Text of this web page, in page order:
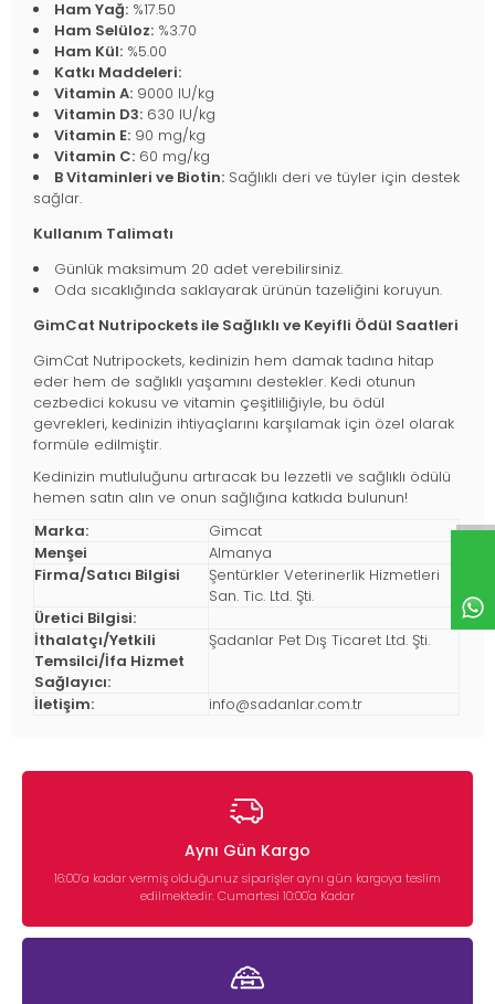
Ham Yağ: %17.50
Ham Selüloz: %3.70
Ham Kül: %5.00
Katkı Maddeleri:
Vitamin A: 9000 IU/kg
Vitamin D3: 630 IU/kg
Vitamin E: 90 mg/kg
Vitamin C: 60 mg/kg
B Vitaminleri ve Biotin: Sağlıklı deri ve tüyler için destek
sağlar.
Kullanım Talimatı
Günlük maksimum 20 adet verebilirsiniz.
Oda sıcaklığında saklayarak ürünün tazeliğini koruyun.
GimCat Nutripockets ile Sağlıklı ve Keyifli Ödül Saatleri
GimCat Nutripockets, kedinizin hem damak tadına hitap
eder hem de sağlıklı yaşamını destekler. Kedi otunun
cezbedici kokusu ve vitamin çeşitliliğiyle, bu ödül
gevrekleri, kedinizin ihtiyaçlarını karşılamak için özel olarak
formüle edilmiştir.
Kedinizin mutluluğunu artıracak bu lezzetli ve sağlıklı ödülü
hemen satın alın ve onun sağlığına katkıda bulunun!
Marka:
Gimcat
Menşei
Almanya
Firma/Satıcı Bilgisi
Şentürkler Veterinerlik Hizmetleri
San. Tic. Ltd. Şti.
Üretici Bilgisi:
İthalatçı/Yetkili
Temsilci/İfa Hizmet
Sağlayıcı:
Şadanlar Pet Dış Ticaret Ltd. Şti.
İletişim: info@sadanlar.com.tr
Aynı Gün Kargo
16:00’a kadar vermiş olduğunuz siparişler aynı gün kargoya teslim
edilmektedir. Cumartesi 10:00'a Kadar